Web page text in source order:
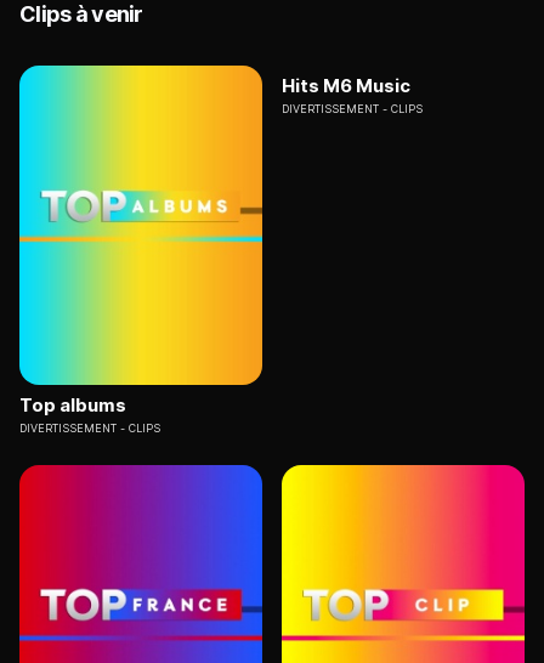
Clips à venir
Top albums
DIVERTISSEMENT CLIPS
Hits M6 Music
DIVERTISSEMENT CLIPS